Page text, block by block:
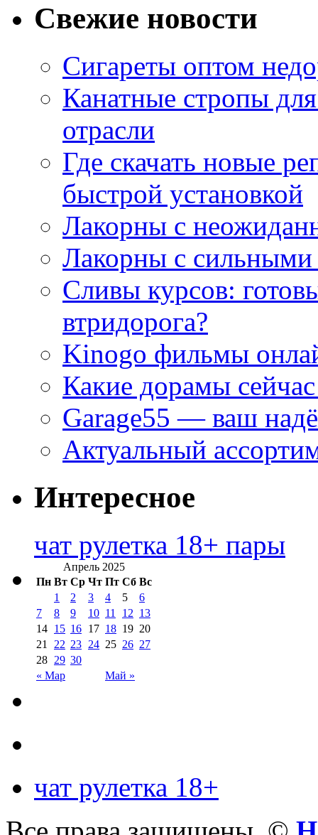
Свежие новости
Сигареты оптом
Канатные стропы
отрасли
Где скачать новые
быстрой установкой
Лакорны с
Лакорны с сильными
Сливы курсов:
втридорога?
Kinogo фильмы
Какие дорамы
Garage55 — ваш
Актуальный
Интересное
чат рулетка 18+ пары
Апрель 2025
Пн Вт Ср Чт Пт Сб Вс
« Мар Май »
1 2 3 4 5
6
7
8 9 10 11 12 13
14 15 16 17 18 19 20
21
22 23 24 25 26 27
28 29 30
чат рулетка 18+